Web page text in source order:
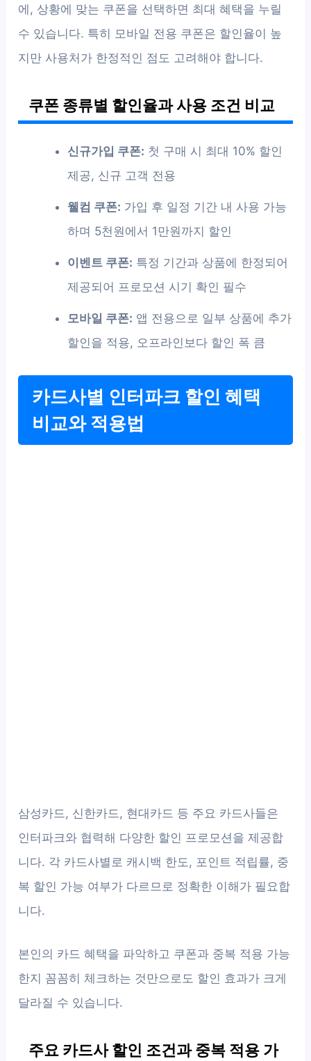
에, 상황에 맞는 쿠폰을 선택하면 최대 혜택을 누릴
수 있습니다. 특히 모바일 전용 쿠폰은 할인율이 높
지만 사용처가 한정적인 점도 고려해야 합니다.
쿠폰 종류별 할인율과 사용 조건 비교
신규가입 쿠폰: 첫 구매 시 최대 10% 할인
제공, 신규 고객 전용
웰컴 쿠폰: 가입 후 일정 기간 내 사용 가능
하며 5천원에서 1만원까지 할인
이벤트 쿠폰: 특정 기간과 상품에 한정되어
제공되어 프로모션 시기 확인 필수
모바일 쿠폰: 앱 전용으로 일부 상품에 추가
할인을 적용, 오프라인보다 할인 폭 큼
카드사별 인터파크 할인 혜택
비교와 적용법
삼성카드, 신한카드, 현대카드 등 주요 카드사들은
인터파크와 협력해 다양한 할인 프로모션을 제공합
니다. 각 카드사별로 캐시백 한도, 포인트 적립률, 중
복 할인 가능 여부가 다르므로 정확한 이해가 필요합
니다.
본인의 카드 혜택을 파악하고 쿠폰과 중복 적용 가능
한지 꼼꼼히 체크하는 것만으로도 할인 효과가 크게
달라질 수 있습니다.
주요 카드사 할인 조건과 중복 적용 가